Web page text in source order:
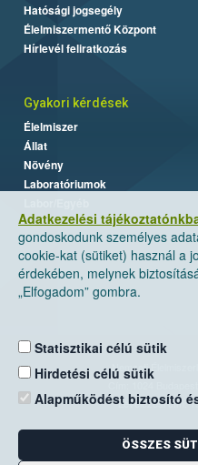
Adatkezelési
gondoskodunk személyes
cookie-kat (sütiket) használ a
érdekében, melynek
„Elfogadom” gombra.
Statisztikai célú sütik
Hirdetési célú sütik
Alapműködést biztosító
ÖSSZES
Hatósági jogsegély
Élelmiszermentő Központ
Hírlevél feliratkozás
Gyakori kérdések
Élelmiszer
Állat
Növény
Laboratóriumok
Nemzeti
Levelezési cím:
E-mail: